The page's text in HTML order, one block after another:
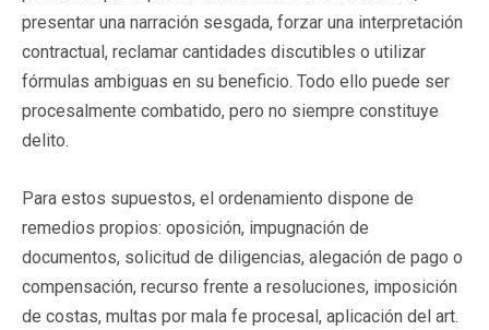
presentar una narración sesgada, forzar una interpretación
contractual, reclamar cantidades discutibles o utilizar
fórmulas ambiguas en su beneficio. Todo ello puede ser
procesalmente combatido, pero no siempre constituye
delito.
Para estos supuestos, el ordenamiento dispone de
remedios propios: oposición, impugnación de
documentos, solicitud de diligencias, alegación de pago o
compensación, recurso frente a resoluciones, imposición
de costas, multas por mala fe procesal, aplicación del art.